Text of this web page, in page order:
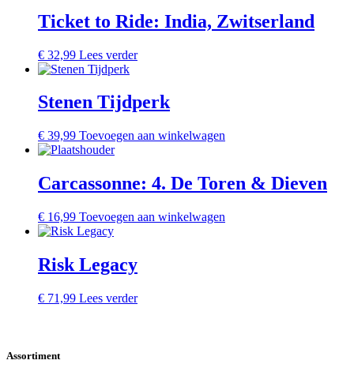
Ticket to Ride: India, Zwitserland
€ 32,99 Lees verder
Stenen Tijdperk
€ 39,99 Toevoegen aan winkelwagen
Carcassonne: 4. De Toren & Dieven
€ 16,99 Toevoegen aan winkelwagen
Risk Legacy
€ 71,99 Lees verder
Assortiment